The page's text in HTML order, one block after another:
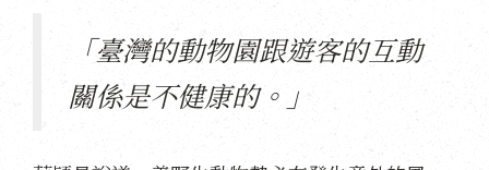
「臺灣的動物園跟遊客的互動
關係是不健康的。」